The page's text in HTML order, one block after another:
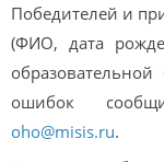
Победителей и
(ФИО, дата
ошибок
oho@misis.ru.